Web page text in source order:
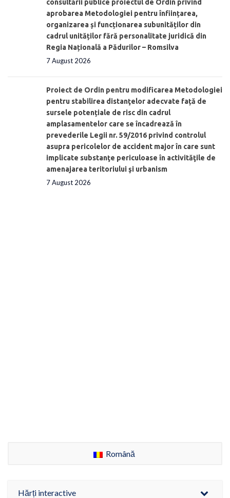
consultării publice proiectul de Ordin privind
aprobarea Metodologiei pentru înființarea,
organizarea și funcționarea subunităților din
cadrul unităților fără personalitate juridică din
Regia Națională a Pădurilor – Romsilva
7 August 2026
Proiect de Ordin pentru modificarea Metodologiei
pentru stabilirea distanţelor adecvate față de
sursele potențiale de risc din cadrul
amplasamentelor care se încadrează în
prevederile Legii nr. 59/2016 privind controlul
asupra pericolelor de accident major în care sunt
implicate substanţe periculoase în activităţile de
amenajarea teritoriului şi urbanism
7 August 2026
Română
Hărți interactive